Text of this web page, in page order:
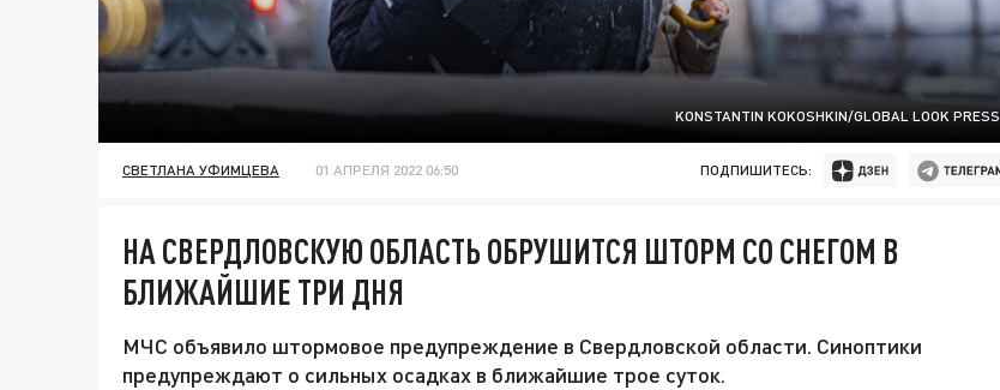
KONSTANTIN KOKOSHKIN/GLOBAL LOOK PRESS
СВЕТЛАНА УФИМЦЕВА 01 АПРЕЛЯ 2022 06:50 ПОДПИШИТЕСЬ:
НА СВЕРДЛОВСКУЮ ОБЛАСТЬ ОБРУШИТСЯ ШТОРМ СО СНЕГОМ В
БЛИЖАЙШИЕ ТРИ ДНЯ
МЧС объявило штормовое предупреждение в Свердловской области. Синоптики
предупреждают о сильных осадках в ближайшие трое суток.